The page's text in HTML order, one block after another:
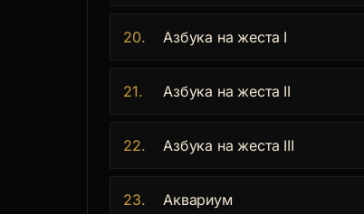
20. Азбука на жеста I
21. Азбука на жеста II
22. Азбука на жеста III
23. Аквариум